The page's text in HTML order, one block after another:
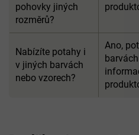
pohovky jiných
rozměrů?
Nabízíte potahy i
v jiných barvách
nebo vzorech?
Ano,